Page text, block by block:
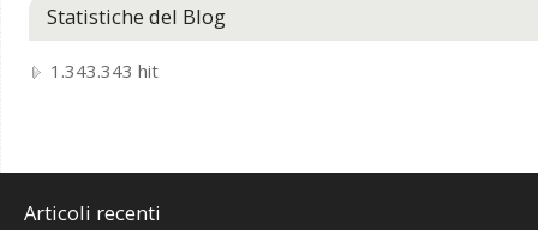
Statistiche del Blog
1.343.343 hit
Articoli recenti